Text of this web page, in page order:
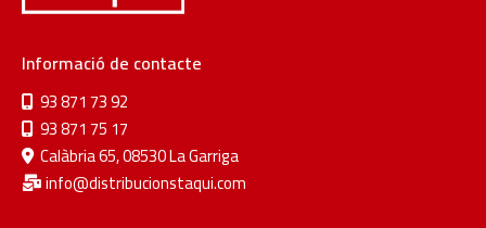
Informació de contacte
93 871 73 92
93 871 75 17
Calàbria 65, 08530 La Garriga
info@distribucionstaqui.com